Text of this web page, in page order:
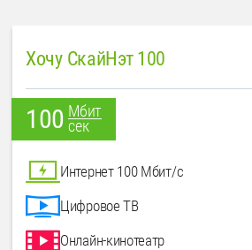
Хочу СкайНэт 100
100 Мбит
сек
Интернет 100 Мбит/с
Цифровое ТВ
Онлайн-кинотеатр